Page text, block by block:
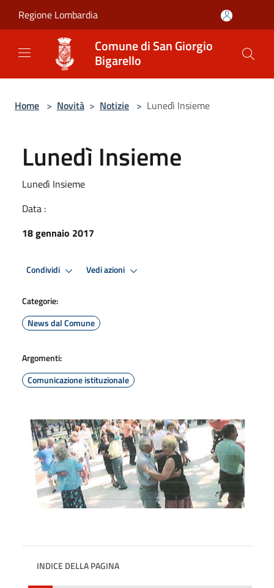
Regione Lombardia
Comune di San Giorgio
Bigarello
Home > Novità > Notizie > Lunedì Insieme
Lunedì Insieme
Lunedì Insieme
Data :
18 gennaio 2017
Condividi Vedi azioni
Categorie:
News dal Comune
Argomenti:
Comunicazione istituzionale
INDICE DELLA PAGINA